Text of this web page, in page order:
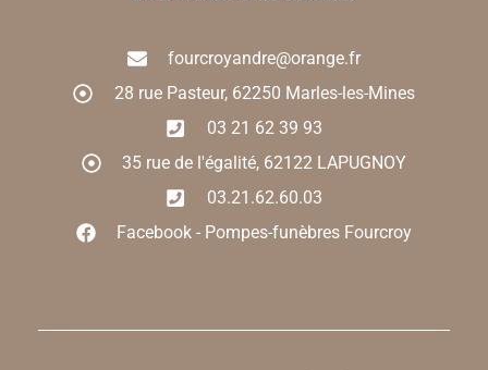
fourcroyandre@orange.fr
28 rue Pasteur, 62250 Marles-les-Mines
03 21 62 39 93
35 rue de l'égalité, 62122 LAPUGNOY
03.21.62.60.03
Facebook - Pompes-funèbres Fourcroy